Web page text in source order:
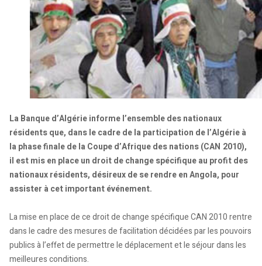
La Banque d’Algérie informe l’ensemble des nationaux
résidents que, dans le cadre de la participation de l’Algérie à
la phase finale de la Coupe d’Afrique des nations (CAN 2010),
il est mis en place un droit de change spécifique au profit des
nationaux résidents, désireux de se rendre en Angola, pour
assister à cet important événement.
La mise en place de ce droit de change spécifique CAN 2010 rentre
dans le cadre des mesures de facilitation décidées par les pouvoirs
publics à l’effet de permettre le déplacement et le séjour dans les
meilleures conditions.